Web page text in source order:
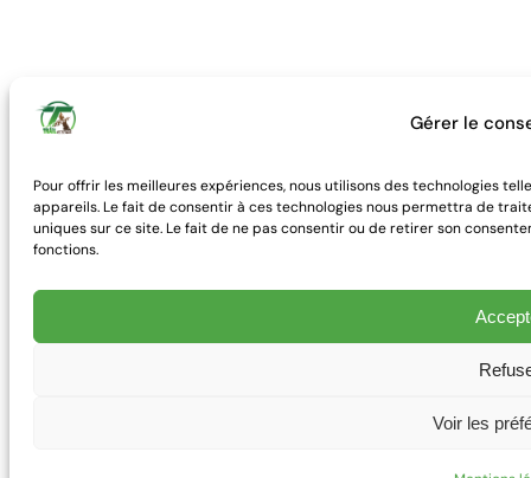
Gérer le
Pour offrir les meilleures expériences, nous utilisons des technologies
appareils. Le fait de consentir à ces technologies nous permettra de
uniques sur ce site. Le fait de ne pas consentir ou de retirer son
fonctions.
Voir les